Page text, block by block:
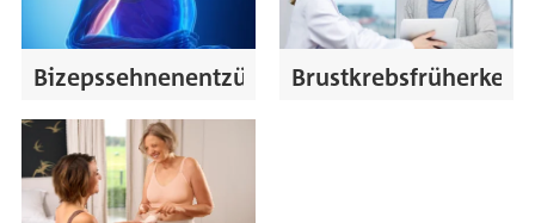
Bizepssehnenentzündung